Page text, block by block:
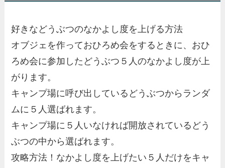
好きなどうぶつのなかよし度を上げる方法
オブジェを作っておひろめ会をするときに、おひ
ろめ会に参加したどうぶつ５人のなかよし度が上
がります。
キャンプ場に呼び出しているどうぶつからランダ
ムに５人選ばれます。
キャンプ場に５人いなければ開放されているどう
ぶつの中から選ばれます。
攻略方法！ なかよし度を上げたい５人だけをキャ